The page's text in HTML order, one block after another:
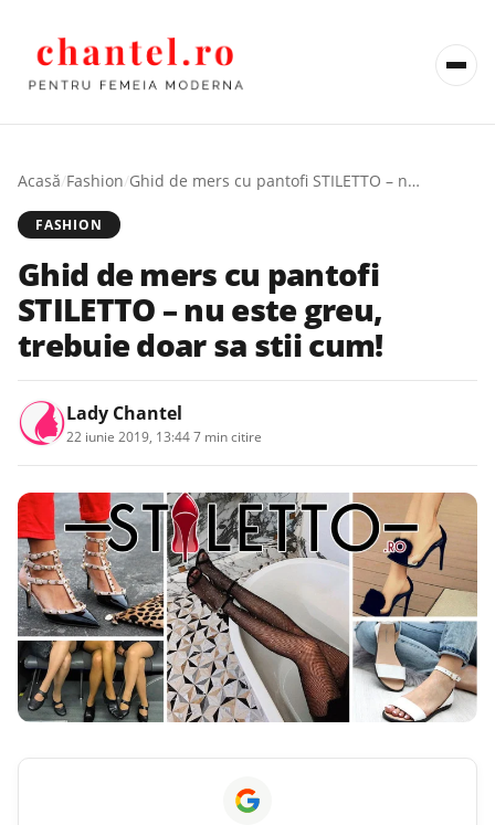
Acasă/Fashion/ Ghid de mers cu pantofi STILETTO – nu este greu, trebuie doar sa stii cum!
FASHION
Ghid de mers cu pantofi
STILETTO – nu este greu,
trebuie doar sa stii cum!
Lady Chantel
22 iunie 2019, 13:447 min citire